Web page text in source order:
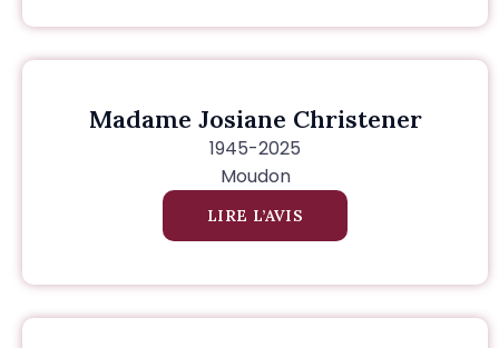
Madame Josiane Christener
1945-2025
Moudon
LIRE L’AVIS